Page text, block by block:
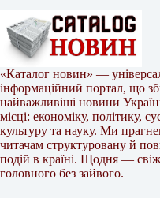
«Каталог новин» —
інформаційний портал, що
найважливіші новини
місці: економіку, політику,
культуру та науку. Ми
читачам структуровану й
подій в країні. Щодня —
головного без зайвого.